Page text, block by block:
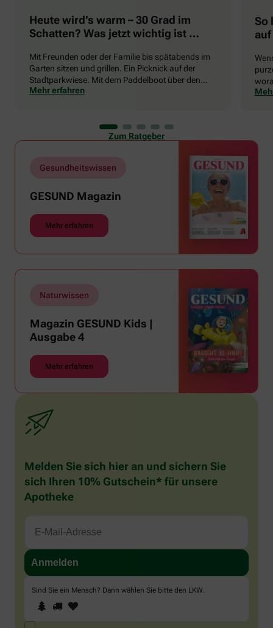
Heute wird’s warm – 30 Grad im
Schatten? Was jetzt wichtig ist …
Mit Freunden oder der Familie bis spätabends im
Garten sitzen und grillen. Ein Picknick auf der
Stadtparkwiese. Mit dem Paddelboot über den
See gleiten oder eine Radtour durch die blühende
er uns auch ganz schön zu schaffen. Wenn die
Temperaturen tagsüber auf mehr als 30 Grad
erfrischenden Regenschauer und Abkühlung.
Mehr erfahren
So
die
Zum Ratgeber
Gesundheitswissen
GESUND Magazin
Mehr erfahren
Naturwissen
Magazin GESUND Kids |
Ausgabe 4
Mehr erfahren
Melden Sie sich hier an und sichern Sie
sich Ihren 10% Gutschein* für unsere
Apotheke
Sind Sie ein Mensch? Dann wählen Sie bitte den LKW
Sind
Sie
ein
1 2